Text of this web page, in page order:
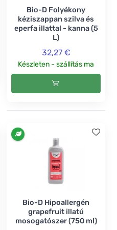
Bio-D Folyékony
kéziszappan szilva és
eperfa illattal - kanna (5
L)
32,27 €
Készleten - szállítás ma
Bio-D Hipoallergén
grapefruit illatú
mosogatószer (750 ml)